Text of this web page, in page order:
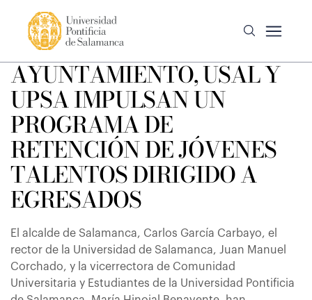
AYUNTAMIENTO, USAL Y
UPSA IMPULSAN UN
PROGRAMA DE
RETENCIÓN DE JÓVENES
TALENTOS DIRIGIDO A
EGRESADOS
El alcalde de Salamanca, Carlos García Carbayo, el
rector de la Universidad de Salamanca, Juan Manuel
Corchado, y la vicerrectora de Comunidad
Universitaria y Estudiantes de la Universidad Pontificia